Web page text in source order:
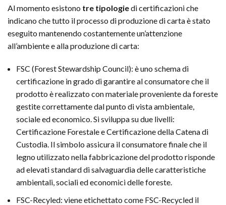
Al momento esistono tre tipologiedi certificazioni che
indicano che tutto il processo di produzione di carta è stato
eseguito mantenendo costantemente un’attenzione
all’ambiente e alla produzione di carta:
FSC (Forest Stewardship Council): è uno schema di
certificazione in grado di garantire al consumatore che il
prodotto è realizzato con materiale proveniente da foreste
gestite correttamente dal punto di vista ambientale,
sociale ed economico. Si sviluppa su due livelli:
Certificazione Forestale e Certificazione della Catena di
Custodia. Il simbolo assicura il consumatore finale che il
legno utilizzato nella fabbricazione del prodotto risponde
ad elevati standard di salvaguardia delle caratteristiche
ambientali, sociali ed economici delle foreste.
FSC-Recyled: viene etichettato come FSC-Recycled il